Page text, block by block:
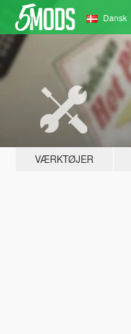
Dansk
VÆRKTØJER